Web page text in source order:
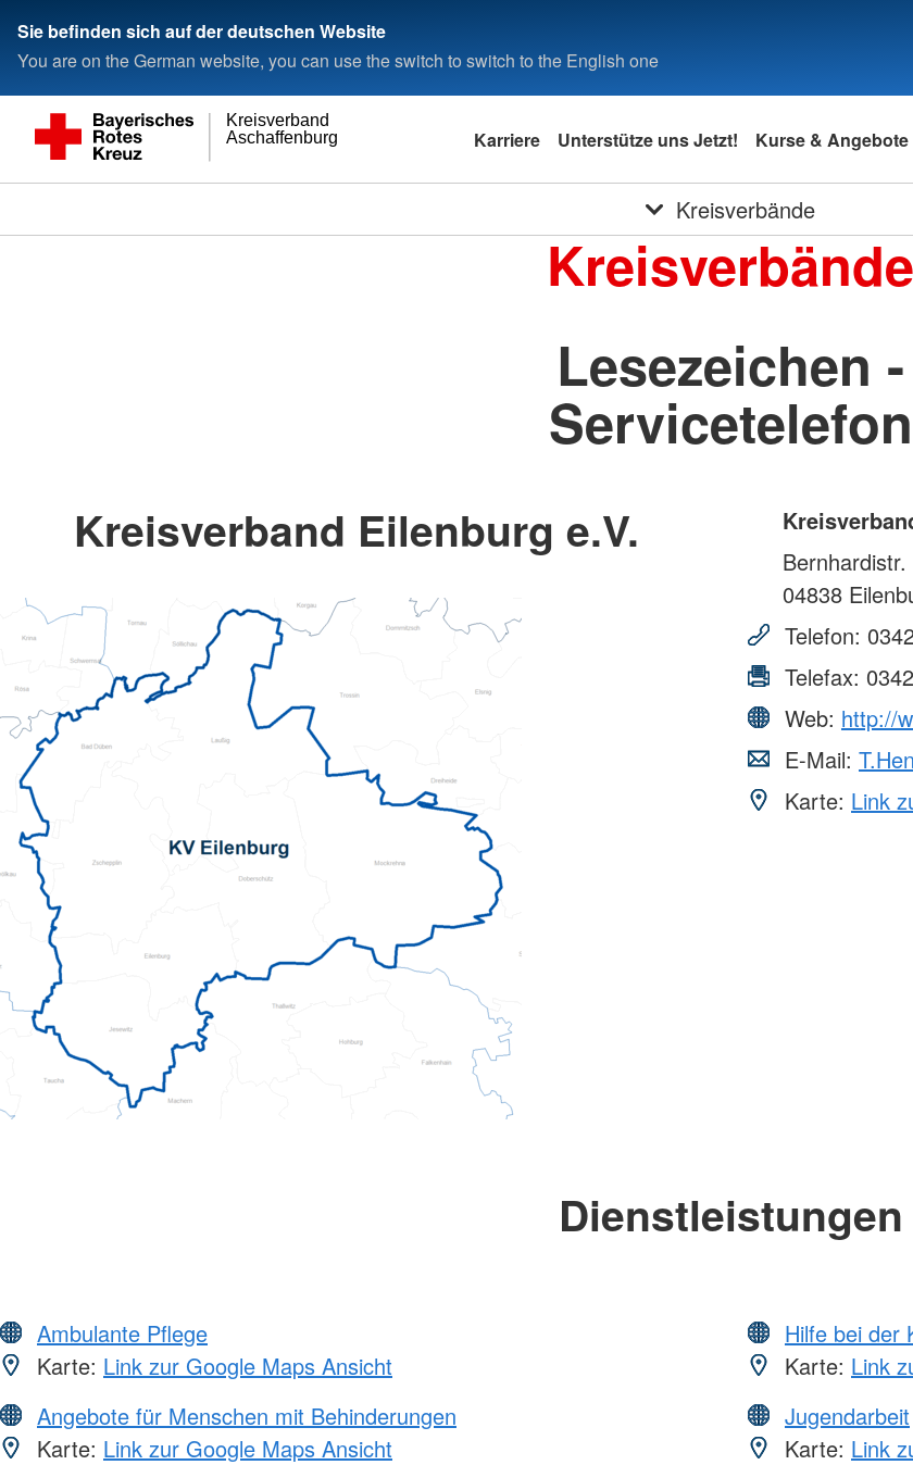
Sie befinden sich auf der deutschen Website
You are on the German website, you can use the switch to switch to the English one
Aschaffenburg
Kreisverband
Karriere Unterstütze uns Jetzt! Kurse & Angebote
Kreisverbände
Kreisverbände
Lesezeichen -
Servicetelefon
Kreisverband Eilenburg e.V.
Bernhardistr.
04838
Telefon:
Telefax:
Web: http://
E-Mail:
Karte: Link
Dienstleistungen
Ambulante Pflege
Karte: Link zur Google Maps Ansicht
Angebote für Menschen mit Behinderungen
Karte: Link zur Google Maps Ansicht
Hilfe bei der
Karte: Link
Jugendarbeit
Karte: Link